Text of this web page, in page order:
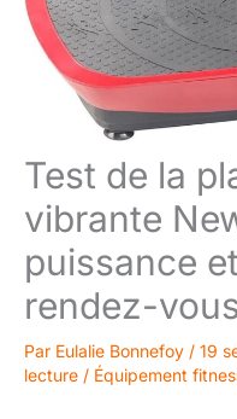
Test de la
vibrante
puissance
rendez-
Par Eulalie Bonnefoy / 19
lecture / Équipement